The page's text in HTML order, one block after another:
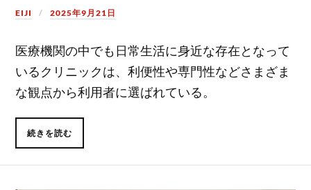
EIJI 2025年9月21日
医療機関の中でも日常生活に身近な存在となって
いるクリニックは、利便性や専門性などさまざま
な観点から利用者に選ばれている。
続きを読む